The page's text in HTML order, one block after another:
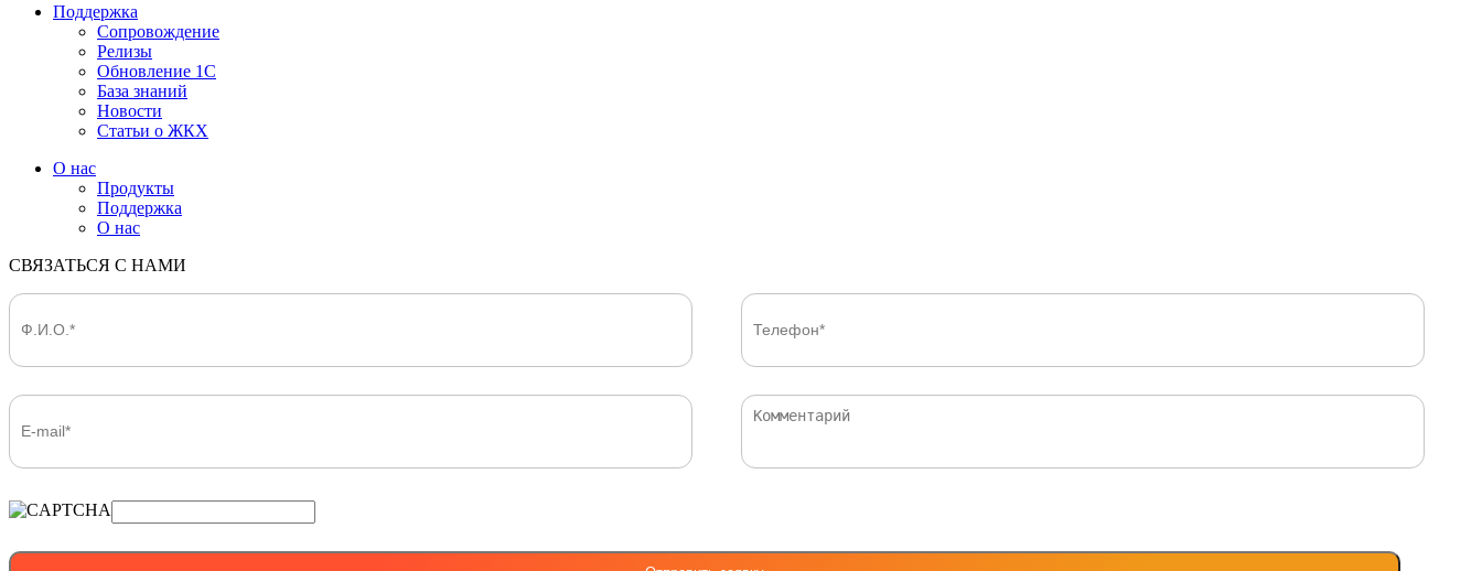
Поддержка
Сопровождение
Релизы
Обновление 1С
База знаний
Новости
Статьи о ЖКХ
О нас
Продукты
Поддержка
О нас
СВЯЗАТЬСЯ С НАМИ